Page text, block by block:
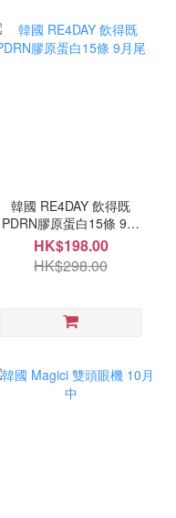
韓國 RE4DAY 飲得既
PDRN膠原蛋白15條 9月
尾
HK$198.00
HK$298.00